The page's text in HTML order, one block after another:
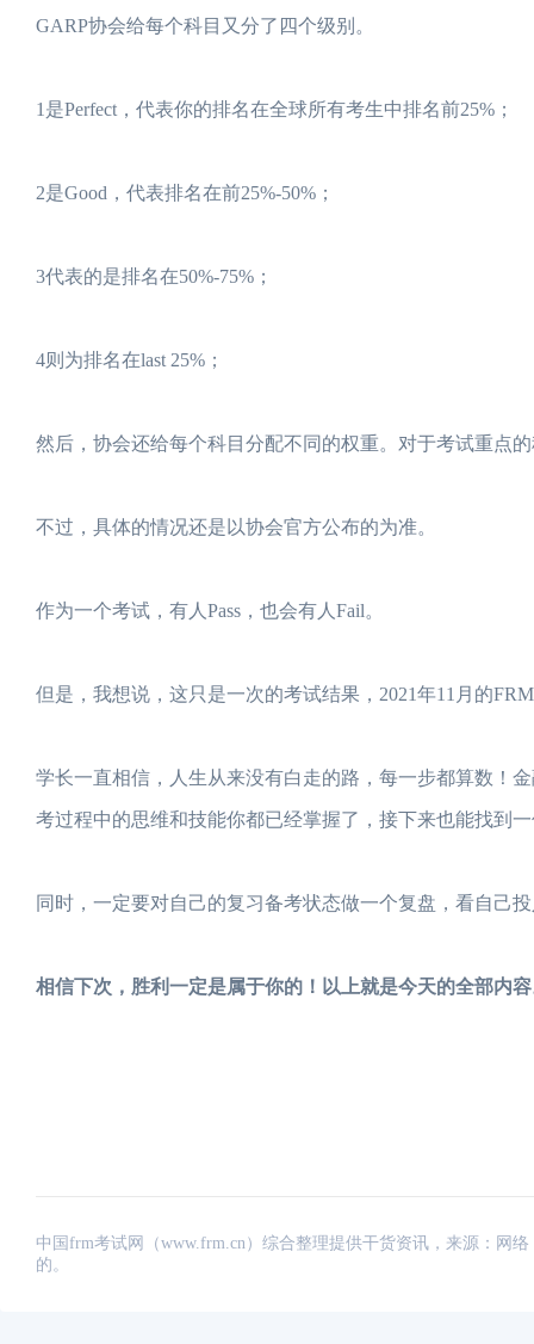
GARP协会给每个科目又分了四个级别。
1是Perfect，代表你的排名在全球所有考生中排名前25%；
2是Good，代表排名在前25%-50%；
3代表的是排名在50%-75%；
4则为排名在last 25%；
然后，协会还给每个科目分配不同的权重。对于考试重点
不过，具体的情况还是以协会官方公布的为准。
作为一个考试，有人Pass，也会有人Fail。
但是，我想说，这只是一次的考试结果，2021年11月的
学长一直相信，人生从来没有白走的路，每一步都算数！
考过程中的思维和技能你都已经掌握了，接下来也能找到
同时，一定要对自己的复习备考状态做一个复盘，看自己
相信下次，胜利一定是属于你的！以上就是今天的全部内
中国frm考试网（www.frm.cn）综合整理提供干货资讯，来源：网
的。